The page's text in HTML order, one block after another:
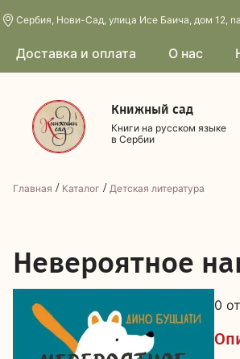
Сербия, Нови-Сад, улица Исе Баича, дом
Доставка и оплата О нас
Книжный сад
Книги на русском языке
в Сербии
Главная / Каталог / Детская литература
Невероятное
0